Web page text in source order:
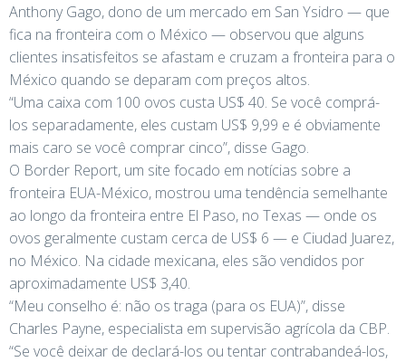
Anthony Gago, dono de um mercado em San Ysidro — que
fica na fronteira com o México — observou que alguns
clientes insatisfeitos se afastam e cruzam a fronteira para o
México quando se deparam com preços altos.
“Uma caixa com 100 ovos custa US$ 40. Se você comprá-
los separadamente, eles custam US$ 9,99 e é obviamente
mais caro se você comprar cinco”, disse Gago.
O Border Report, um site focado em notícias sobre a
fronteira EUA-México, mostrou uma tendência semelhante
ao longo da fronteira entre El Paso, no Texas — onde os
ovos geralmente custam cerca de US$ 6 — e Ciudad Juarez,
no México. Na cidade mexicana, eles são vendidos por
aproximadamente US$ 3,40.
“Meu conselho é: não os traga (para os EUA)”, disse
Charles Payne, especialista em supervisão agrícola da CBP.
“Se você deixar de declará-los ou tentar contrabandeá-los,